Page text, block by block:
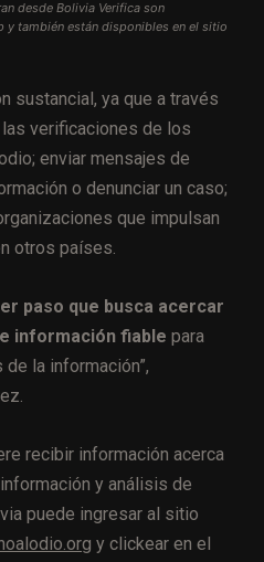
desde Bolivia Verifica son
y también están disponibles en el sitio
sustancial, ya que a través
verificaciones de los
enviar mensajes de
o denunciar un caso;
que impulsan
otros países.
paso que busca acercar
información fiable para
la información”,
recibir información acerca
y análisis de
puede ingresar al sitio
y clickear en el